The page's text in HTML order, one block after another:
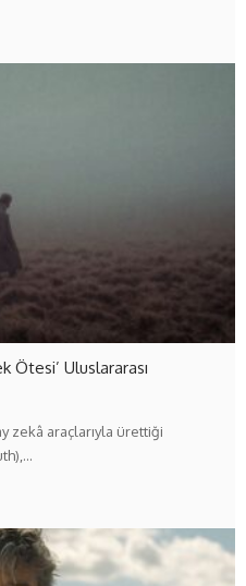
Ötesi’ Uluslararası
zekâ araçlarıyla ürettiği